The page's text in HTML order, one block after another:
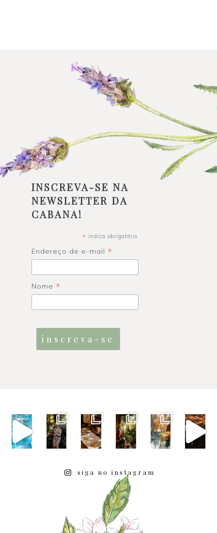
INSCREVA-SE NA
NEWSLETTER DA
CABANA!
* indica obrigatório
Endereço de e-mail *
Nome *
siga no instagram